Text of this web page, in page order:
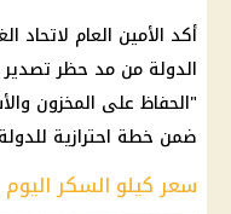
أكد الأمين العام لاتحاد
"الحفاظ على المخزون
ضمن خطة احترازية
سعر كيلو السكر اليوم